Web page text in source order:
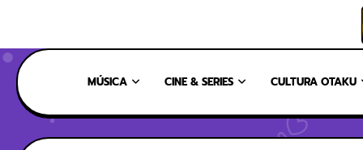
MÚSICA CINE & SERIES CULTURA OTAKU